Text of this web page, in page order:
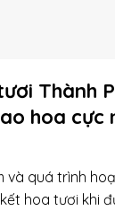
Thành
hoa cực
và quá trình
hoa tươi khi